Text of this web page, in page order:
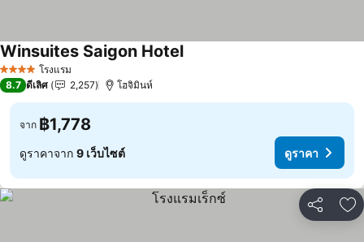
4 ดาว โรงแรม
Winsuites Saigon Hotelดูราคา
8.7 ดีเลิศ 2,257 โฮจิมินห์
จาก ฿1,778
ดูราคาจาก 9 เว็บไซต์ ดูราคา
แชร์ เ